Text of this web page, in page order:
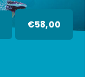
€58,00